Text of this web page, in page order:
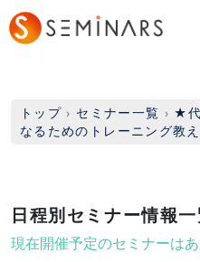
トップ › セミナー一覧 › ★
なるためのトレーニング教え
日程別セミナー情報
現在開催予定のセミナーはあ